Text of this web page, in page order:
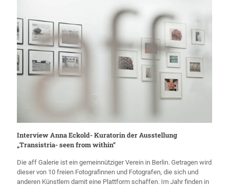
Interview Anna Eckold- Kuratorin der Ausstellung
„Transistria- seen from within“
Die aff Galerie ist ein gemeinnütziger Verein in Berlin. Getragen wird
dieser von 10 freien Fotografinnen und Fotografen, die sich und
anderen Künstlern damit eine Plattform schaffen. Im Jahr finden in